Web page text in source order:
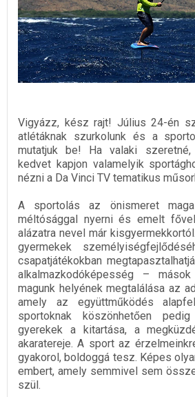
Vigyázz, kész rajt! Július 24-én
atlétáknak szurkolunk és a
mutatjuk be! Ha valaki
kedvet kapjon valamelyik
nézni a Da Vinci TV tematikus
A sportolás az önismeret
méltósággal nyerni és emelt
alázatra nevel már
gyermekek
csapatjátékokban
alkalmazkodóképesség –
magunk helyének megtalálása az
amely az együttműködés
sportoknak köszönhetően
gyerekek a kitartása, a
akaratereje. A sport az
gyakorol, boldoggá tesz. Képes
embert, amely semmivel sem
szül.